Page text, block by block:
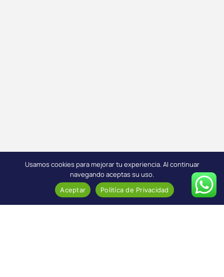
Usamos cookies para mejorar tu experiencia. Al continuar
navegando aceptas su uso.
Aceptar Politíca de Privacidad